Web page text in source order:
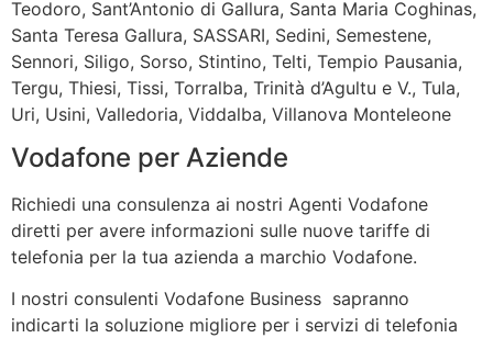
Teodoro, Sant’Antonio di Gallura, Santa Maria Coghinas,
Santa Teresa Gallura, SASSARI, Sedini, Semestene,
Sennori, Siligo, Sorso, Stintino, Telti, Tempio Pausania,
Tergu, Thiesi, Tissi, Torralba, Trinità d’Agultu e V., Tula,
Uri, Usini, Valledoria, Viddalba, Villanova Monteleone
Vodafone per Aziende
Richiedi una consulenza ai nostri Agenti Vodafone
diretti per avere informazioni sulle nuove tariffe di
telefonia per la tua azienda a marchio Vodafone.
I nostri consulenti Vodafone Business sapranno
indicarti la soluzione migliore per i servizi di telefonia